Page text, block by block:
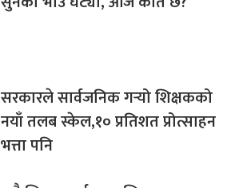
सरकारले सार्वजनिक गर्‍यो शिक्षकको
नयाँ तलब स्केल,१० प्रतिशत प्रोत्साहन
भत्ता पनि